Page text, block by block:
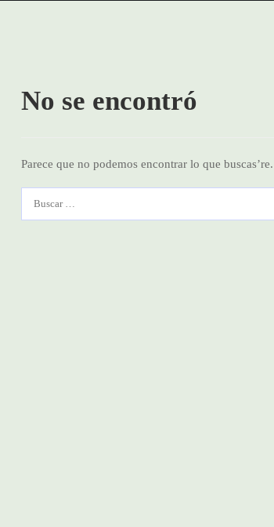
No se encontró
Parece que no podemos encontrar lo que